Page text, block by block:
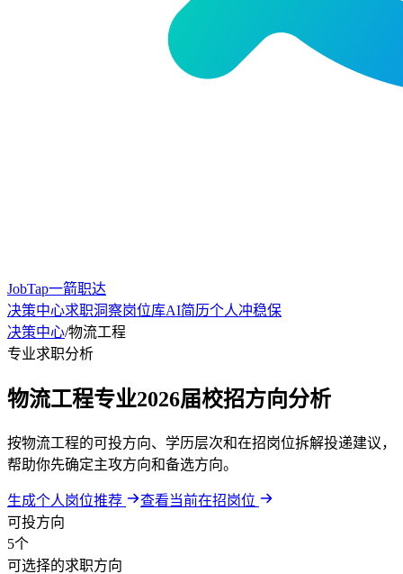
JobTap一箭职达
决策中心求职洞察岗位库AI简历个人冲稳保
决策中心/物流工程
专业求职分析
物流工程专业2026届校招方向分析
按物流工程的可投方向、学历层次和在招岗位拆解投递建议，
帮助你先确定主攻方向和备选方向。
生成个人岗位推荐
查看当前在招岗位
可投方向
5个
可选择的求职方向